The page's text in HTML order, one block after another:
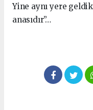
Yine aynı yere
anasıdır”…